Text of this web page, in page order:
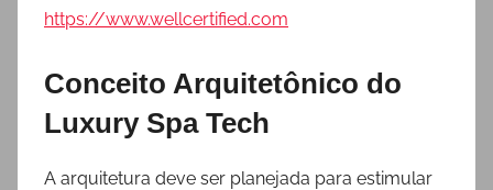
https://www.wellcertified.com
Conceito Arquitetônico do
Luxury Spa Tech
A arquitetura deve ser planejada para estimular